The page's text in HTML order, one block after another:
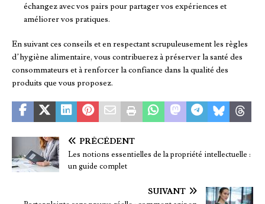
échangez avec vos pairs pour partager vos expériences et
améliorer vos pratiques.
En suivant ces conseils et en respectant scrupuleusement les règles
d’hygiène alimentaire, vous contribuerez à préserver la santé des
consommateurs et à renforcer la confiance dans la qualité des
produits que vous proposez.
PRÉCÉDENT
Les notions essentielles de la propriété intellectuelle :
un guide complet
SUIVANT